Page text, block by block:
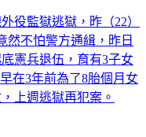
役監獄逃獄，昨（22）
然不怕警方通緝，昨日
憲兵退伍，育有3子女
在3年前為了8胎個月女
上週逃獄再犯案。